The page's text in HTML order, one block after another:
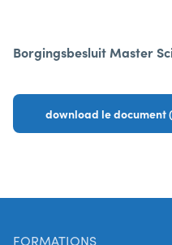
Borgingsbesluit Master
download le document
FORMATIONS